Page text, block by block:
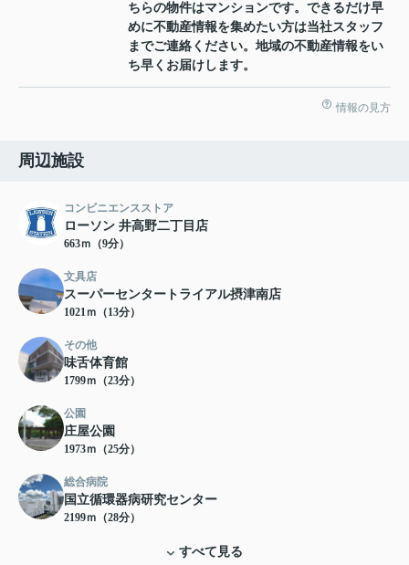
ちらの物件はマンションです。できるだけ早
めに不動産情報を集めたい方は当社スタッフ
までご連絡ください。地域の不動産情報をい
ち早くお届けします。
情報の見方
周辺施設
コンビニエンスストア
ローソン 井高野二丁目店
663ｍ（9分）
文具店
スーパーセンタートライアル摂津南店
1021ｍ（13分）
その他
味舌体育館
1799ｍ（23分）
公園
庄屋公園
1973ｍ（25分）
総合病院
国立循環器病研究センター
2199ｍ（28分）
すべて見る